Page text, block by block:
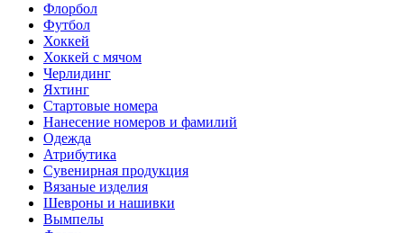
Флорбол
Футбол
Хоккей
Хоккей с мячом
Черлидинг
Яхтинг
Стартовые номера
Нанесение номеров и фамилий
Одежда
Атрибутика
Сувенирная продукция
Вязаные изделия
Шевроны и нашивки
Вымпелы